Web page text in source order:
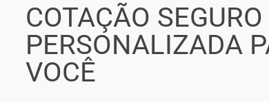
COTAÇÃO
PERSONALIZADA
VOCÊ